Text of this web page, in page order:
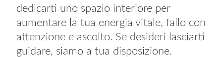
dedicarti uno spazio interiore per
aumentare la tua energia vitale, fallo con
attenzione e ascolto. Se desideri lasciarti
guidare, siamo a tua disposizione.